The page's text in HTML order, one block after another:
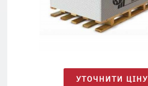
УТОЧНИТИ ЦІНУ